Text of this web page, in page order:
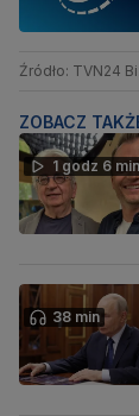
Źródło: TVN24
ZOBACZ
1 godz 6 min
38 min